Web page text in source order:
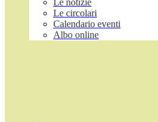
Le notizie
Le circolari
Calendario eventi
Albo online